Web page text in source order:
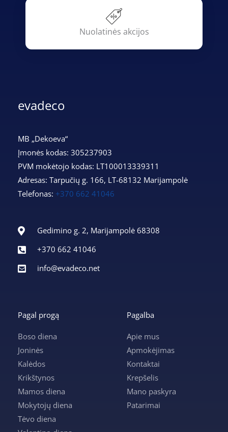
Nuolatinės akcijos
evadeco
MB „Dekoeva“
Įmonės kodas: 305237903
PVM mokėtojo kodas: LT100013339311
Adresas: Tarpučių g. 166, LT-68132 Marijampolė
Telefonas: +370 662 41046
Gedimino g. 2, Marijampolė 68308
+370 662 41046
info@evadeco.net
Pagal progą
Boso diena
Joninės
Kalėdos
Krikštynos
Mamos diena
Mokytojų diena
Tėvo diena
Pagalba
Apie mus
Apmokėjimas
Kontaktai
Krepšelis
Mano paskyra
Patarimai